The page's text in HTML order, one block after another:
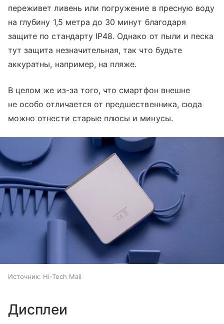
переживет ливень или погружение в пресную воду
на глубину 1,5 метра до 30 минут благодаря
защите по стандарту IP48. Однако от пыли и песка
тут защита незначительная, так что будьте
аккуратны, например, на пляже.
В целом же из-за того, что смартфон внешне
не особо отличается от предшественника, сюда
можно отнести старые плюсы и минусы.
Источник: Hi-Tech Mail
Дисплеи